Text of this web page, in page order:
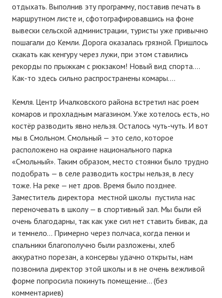
отдыхать. Выполнив эту программу, поставив печать в
маршрутном листе и, сфотографировавшись на фоне
вывески сельской администрации, туристы уже привычно
пошагали до Кемли. Дорога оказалась грязной. Пришлось
скакать как кенгуру через лужи, при этом ставились
рекорды по прыжкам с рюкзаком! Новый вид спорта….
Как-то здесь сильно распространены комары….
Кемля. Центр Ичалковского района встретил нас роем
комаров и прохладным магазином. Уже хотелось есть, но
костёр разводить явно нельзя. Осталось чуть-чуть. И вот
мы в Смольном. Смольный — это село, которое
расположено на окраине национального парка
«Смольный». Таким образом, место стоянки было трудно
подобрать — в селе разводить костры нельзя, в лесу
тоже. На реке — нет дров. Время было позднее.
Заместитель директора местной школы пустила нас
переночевать в школу — в спортивный зал. Мы были ей
очень благодарны, так как уже сил нет ставить бивак, да
и темнело… Примерно через полчаса, когда пенки и
спальники благополучно были разложены, хлеб
аккуратно порезан, а консервы удачно открыты, нам
позвонила директор этой школы и в не очень вежливой
форме попросила покинуть помещение… (без
комментариев)